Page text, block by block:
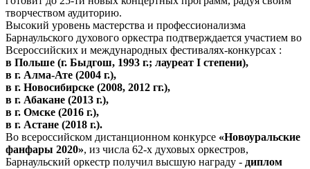
творчеством аудиторию.
Высокий уровень мастерства и профессионализма
Барнаульского духового оркестра подтверждается участием во
Всероссийских и международных фестивалях-конкурсах :
в Польше (г. Быдгош, 1993 г.; лауреат I степени),
в г. Алма-Ате (2004 г.),
в г. Новосибирске (2008, 2012 гг.),
в г. Абакане (2013 г.),
в г. Омске (2016 г.),
в г. Астане (2018 г.).
Во всероссийском дистанционном конкурсе «Новоуральские
фанфары 2020», из числа 62-х духовых оркестров,
Барнаульский оркестр получил высшую награду - диплом